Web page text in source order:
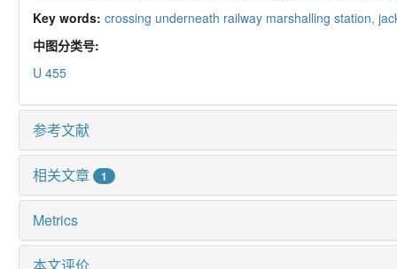
Key words: crossing underneath railway marshalling station,
中图分类号:
U 455
参考文献
相关文章 1
Metrics
本文评价